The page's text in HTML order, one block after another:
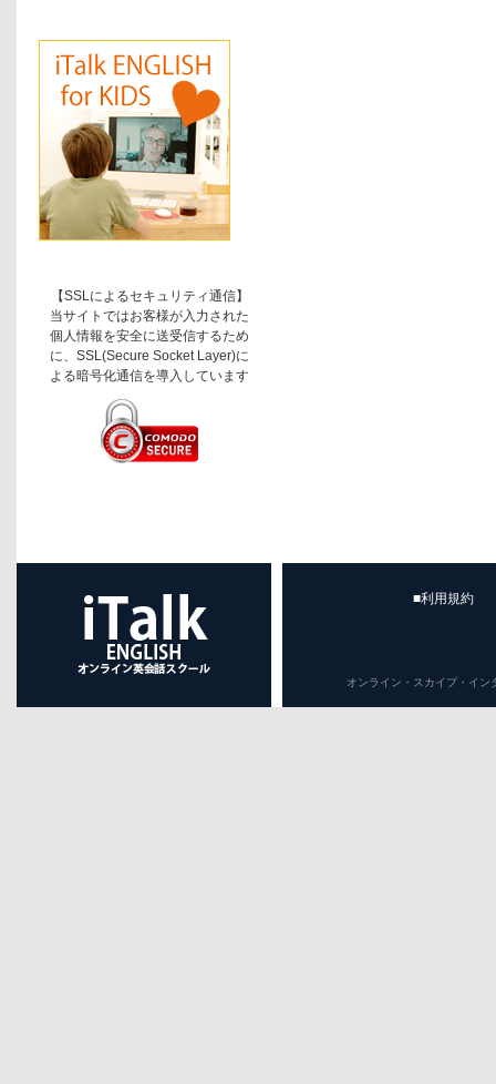
【SSLによるセキュリティ通信】
当サイトではお客様が入力された
個人情報を安全に送受信するため
に、SSL(Secure Socket Layer)に
よる暗号化通信を導入しています
■利用規約
オンライン・スカイプ・イ